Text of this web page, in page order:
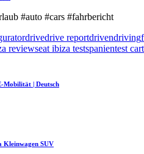
#auto #cars #fahrbericht
drivedrive reportdrivendriving
reviewseat ibiza testspanientest car
Mobilität | Deutsch
Kleinwagen SUV